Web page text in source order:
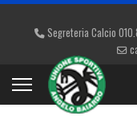
Segreteria Calcio